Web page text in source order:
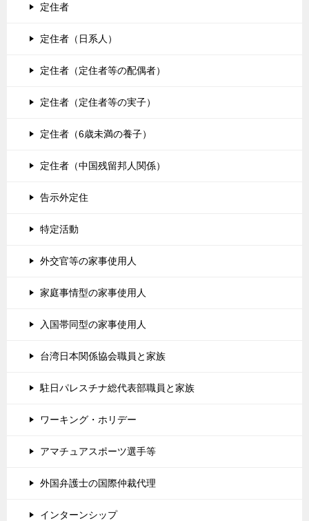
定住者
定住者（日系人）
定住者（定住者等の配偶者）
定住者（定住者等の実子）
定住者（6歳未満の養子）
定住者（中国残留邦人関係）
告示外定住
特定活動
外交官等の家事使用人
家庭事情型の家事使用人
入国帯同型の家事使用人
台湾日本関係協会職員と家族
駐日パレスチナ総代表部職員と家族
ワーキング・ホリデー
アマチュアスポーツ選手等
外国弁護士の国際仲裁代理
インターンシップ